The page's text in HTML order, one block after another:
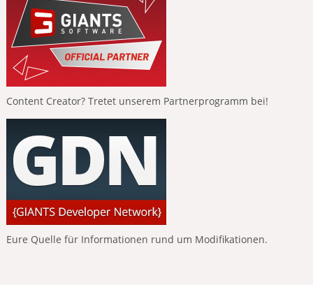
Content Creator? Tretet unserem Partnerprogramm bei!
Eure Quelle für Informationen rund um Modifikationen.